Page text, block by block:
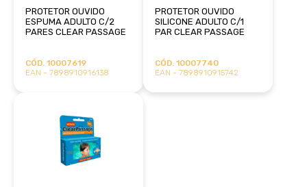
PROTETOR OUVIDO
ESPUMA ADULTO C/2
PARES CLEAR PASSAGE
CÓD. 10007619
EAN - 7898910916138
PROTETOR OUVIDO
SILICONE ADULTO C/1
PAR CLEAR PASSAGE
CÓD. 10007740
EAN - 7898910915742